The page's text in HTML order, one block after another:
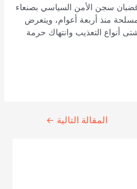
سجن الأمن السياسي بصنعاء
منذ أربعة أعوام، ويتعرض
أنواع التعذيب وانتهاك حرمة
المقالة التالية ←